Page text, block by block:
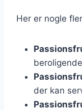
Her er nogle
der kan